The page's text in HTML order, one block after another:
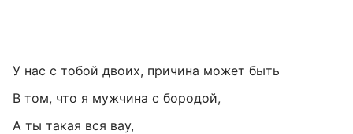
У нас с тобой двоих, причина может быть
В том, что я мужчина с бородой,
А ты такая вся вау,